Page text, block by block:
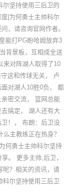
尔坚持使用三后卫的
|为何勇士主帅科尔
，请咨询官网作者。
能打PG盼哈姆放弃3
背景板，互相成全送
来对阵湖人取得了10
这和传球无关， 卢
对湖人10胜0负， 都
密交流， 篮网总能
搞定， 湖人还有大
！， 布朗：后卫没
主教练正在热身？
何勇士主帅科尔坚持
。 更多主帅,后卫，
呢？相关的资讯，请
科尔坚持使用三后卫